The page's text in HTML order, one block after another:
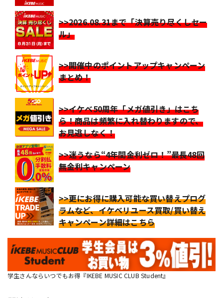
>>2026.08.31まで「決算売り尽くしセー
ル」
>>開催中のポイントアップキャンペーン
まとめ！
>>イケベ50周年「メガ値引き」はこち
ら！商品は頻繁に入れ替わりますので、
お見逃しなく！
>>迷うなら“4年間金利ゼロ！”最長48回
無金利キャンペーン
>>更にお得に購入可能な買い替えプログ
ラムなど、イケベリユース買取/買い替え
キャンペーン詳細はこちら
学生さんならいつでもお得『IKEBE MUSIC CLUB Student』